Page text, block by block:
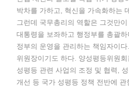
박차를 가하고, 혁신을 가속화하는
그런데 국무총리의 역할은 그것만
대통령을 보좌하고 행정부를 총괄
정부의 운영을 관리하는 책임자이
위원장이기도 하다. 양성평등위원회
성평등 관련 사업의 조정 및 협력,
개선 등 국가 성평등 정책 전반에 관